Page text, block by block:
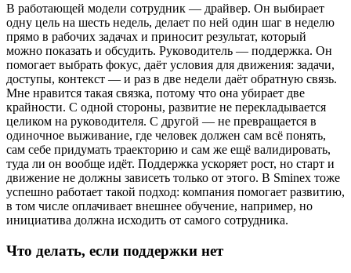
В работающей модели сотрудник — драйвер. Он выбирает
одну цель на шесть недель, делает по ней один шаг в неделю
прямо в рабочих задачах и приносит результат, который
можно показать и обсудить. Руководитель — поддержка. Он
помогает выбрать фокус, даёт условия для движения: задачи,
доступы, контекст — и раз в две недели даёт обратную связь.
Мне нравится такая связка, потому что она убирает две
крайности. С одной стороны, развитие не перекладывается
целиком на руководителя. С другой — не превращается в
одиночное выживание, где человек должен сам всё понять,
сам себе придумать траекторию и сам же ещё валидировать,
туда ли он вообще идёт. Поддержка ускоряет рост, но старт и
движение не должны зависеть только от этого. В Sminex тоже
успешно работает такой подход: компания помогает развитию,
в том числе оплачивает внешнее обучение, например, но
инициатива должна исходить от самого сотрудника.
Что делать, если поддержки нет